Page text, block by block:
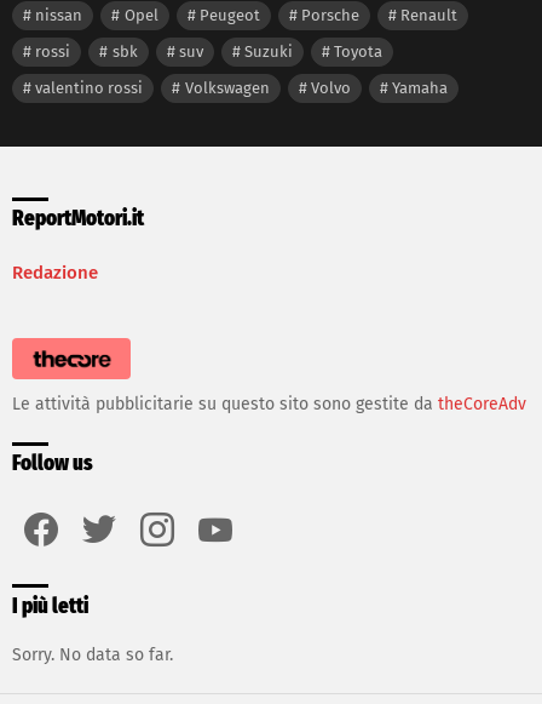
nissan
Opel Peugeot Porsche
Renault
rossi
sbk suv Suzuki
Toyota
valentino rossi
Volkswagen Volvo Yamaha
ReportMotori.it
Redazione
Le attività pubblicitarie su questo sito sono gestite da theCoreAdv
Follow us
I più letti
Sorry. No data so far.